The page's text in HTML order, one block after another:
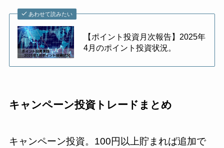
あわせて読みたい
【ポイント投資月次報告】2025年
4月のポイント投資状況。
キャンペーン投資トレードまとめ
キャンペーン投資。100円以上貯まれば追加で